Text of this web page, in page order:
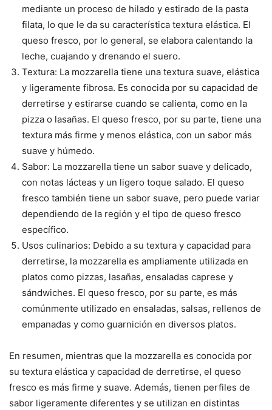
mediante un proceso de hilado y estirado de la pasta
filata, lo que le da su característica textura elástica. El
queso fresco, por lo general, se elabora calentando la
leche, cuajando y drenando el suero.
Textura: La mozzarella tiene una textura suave, elástica
y ligeramente fibrosa. Es conocida por su capacidad de
derretirse y estirarse cuando se calienta, como en la
pizza o lasañas. El queso fresco, por su parte, tiene una
textura más firme y menos elástica, con un sabor más
suave y húmedo.
Sabor: La mozzarella tiene un sabor suave y delicado,
con notas lácteas y un ligero toque salado. El queso
fresco también tiene un sabor suave, pero puede variar
dependiendo de la región y el tipo de queso fresco
específico.
Usos culinarios: Debido a su textura y capacidad para
derretirse, la mozzarella es ampliamente utilizada en
platos como pizzas, lasañas, ensaladas caprese y
sándwiches. El queso fresco, por su parte, es más
comúnmente utilizado en ensaladas, salsas, rellenos de
empanadas y como guarnición en diversos platos.
En resumen, mientras que la mozzarella es conocida por
su textura elástica y capacidad de derretirse, el queso
fresco es más firme y suave. Además, tienen perfiles de
sabor ligeramente diferentes y se utilizan en distintas